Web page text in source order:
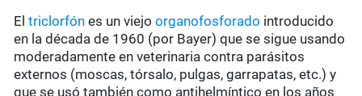
Eltriclorfón es un viejoorganofosforado introducido
en la década de 1960 (por Bayer) que se sigue usando
moderadamente en veterinaria contra parásitos
externos (moscas, tórsalo, pulgas, garrapatas, etc.) y
que se usó también como antihelmíntico en los años